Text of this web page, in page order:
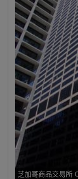
芝加哥商品交易所